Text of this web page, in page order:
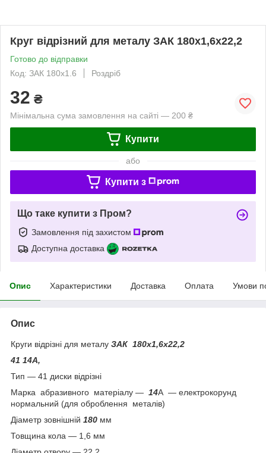
Круг відрізний для металу ЗАК 180х1,6х22,2
Готово до відправки
Код: ЗАК 180х1.6
Роздріб
32 ₴
Мінімальна сума замовлення на сайті — 200 ₴
Купити
або
Купити з
Що таке купити з Пром?
Замовлення під захистом
Доступна доставка
Опис Характеристики Доставка Оплата Умови
Опис
Круги відрізні для металу ЗАК 180х1,6х22,2
41 14А,
Тип — 41 диски відрізні
Марка абразивного матеріалу — 14А — електрокорунд
нормальний (для оброблення металів)
Діаметр зовнішній 180 мм
Товщина кола — 1,6 мм